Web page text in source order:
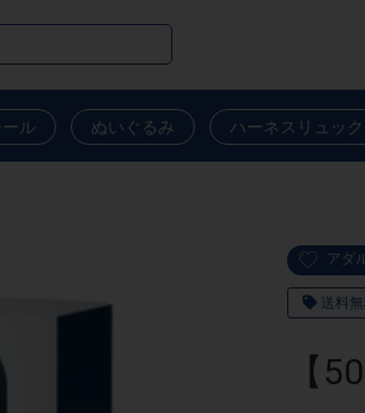
ル ぬいぐるみ ハーネスリュック
アダ
送料
【